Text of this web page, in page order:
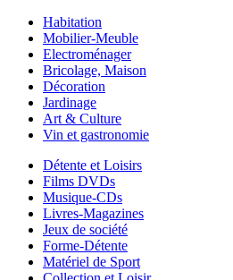
Habitation
Mobilier-Meuble
Electroménager
Bricolage, Maison
Décoration
Jardinage
Art & Culture
Vin et gastronomie
Détente et Loisirs
Films DVDs
Musique-CDs
Livres-Magazines
Jeux de société
Forme-Détente
Matériel de Sport